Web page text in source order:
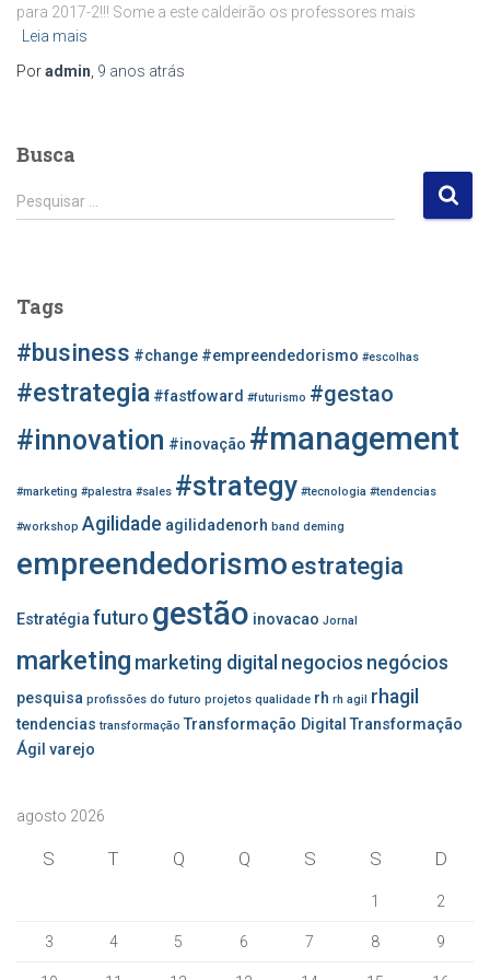
para 2017-2!!! Some a este caldeirão os professores mais
Leia mais
Poradmin 9 anos atrás
Busca
P
e
a
r
o
Pesquisar …
Tags
#business #change #empreendedorismo #escolhas
#estrategia #fastfoward #futurismo #gestao
#innovation #inovação #management
#marketing #palestra #sales #strategy #tecnologia #tendencias
#workshop Agilidade agilidadenorh band deming
empreendedorismoestrategia
Estratégiafuturo gestão inovacao Jornal
marketing marketing digital negocios negócios
pesquisa profissões do futuro projetos qualidade rh rh agil rhagil
tendencias transformação Transformação Digital Transformação
Ágil varejo
agosto 2026
S T Q Q S S D
1 2
3 4 5 6 7 8 9